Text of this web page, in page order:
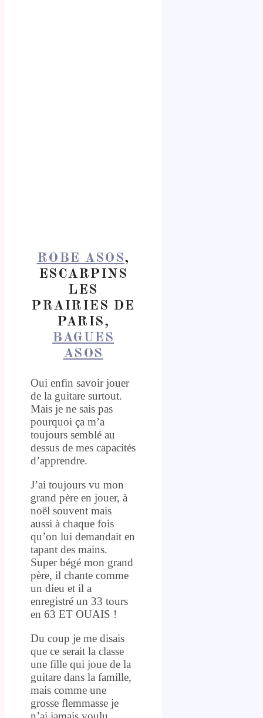
ROBE ASOS,
ESCARPINS
LES
PRAIRIES DE
PARIS,
BAGUES
ASOS
Oui enfin savoir jouer
de la guitare surtout.
Mais je ne sais pas
pourquoi ça m’a
toujours semblé au
dessus de mes capacités
d’apprendre.
J’ai toujours vu mon
grand père en jouer, à
noël souvent mais
aussi à chaque fois
qu’on lui demandait en
tapant des mains.
Super bégé mon grand
père, il chante comme
un dieu et il a
enregistré un 33 tours
en 63 ET OUAIS !
Du coup je me disais
que ce serait la classe
une fille qui joue de la
guitare dans la famille,
mais comme une
grosse flemmasse je